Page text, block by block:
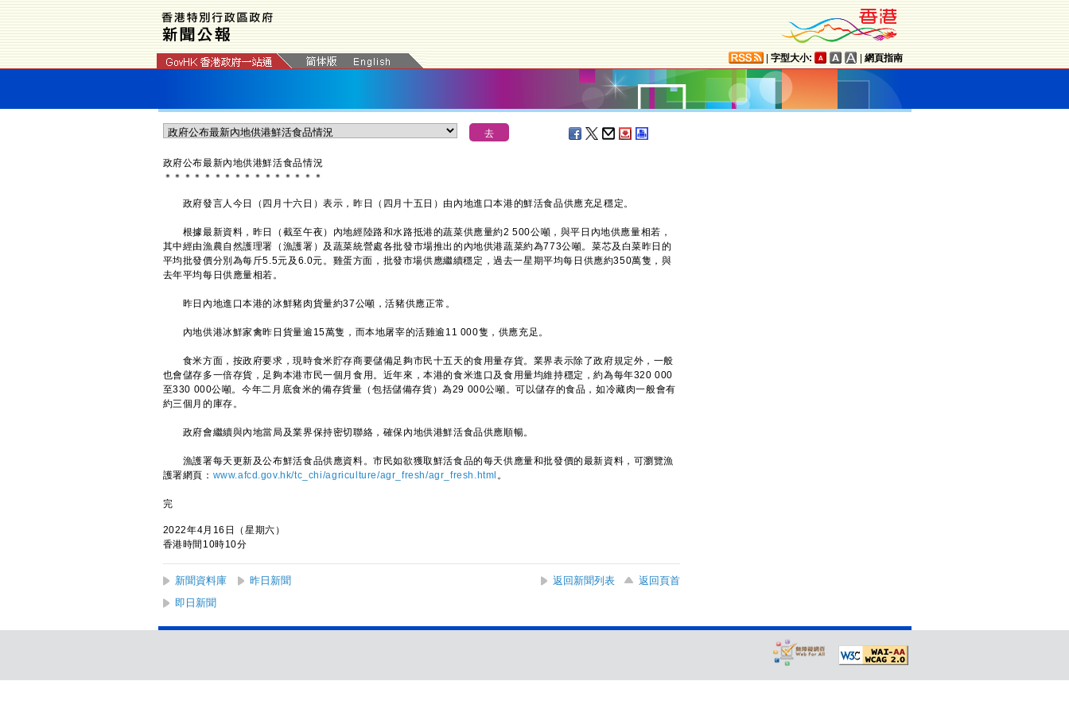
字型大小: 網頁指南
政府公布最新內地供港鮮活食品情況
＊ ＊ ＊ ＊ ＊ ＊ ＊ ＊ ＊ ＊ ＊ ＊ ＊ ＊ ＊ ＊
政府發言人今日（四月十六日）表示，昨日（四月十五日）由內地進口本港的鮮活食品供應充足穩定。
根據最新資料，昨日（截至午夜）內地經陸路和水路抵港的蔬菜供應量約2 500公噸，與平日內地供應量相若，
其中經由漁農自然護理署（漁護署）及蔬菜統營處各批發市場推出的內地供港蔬菜約為773公噸。菜芯及白菜昨日的
平均批發價分別為每斤5.5元及6.0元。雞蛋方面，批發市場供應繼續穩定，過去一星期平均每日供應約350萬隻，與
去年平均每日供應量相若。
昨日內地進口本港的冰鮮豬肉貨量約37公噸，活豬供應正常。
內地供港冰鮮家禽昨日貨量逾15萬隻，而本地屠宰的活雞逾11 000隻，供應充足。
食米方面，按政府要求，現時食米貯存商要儲備足夠市民十五天的食用量存貨。業界表示除了政府規定外，一般
也會儲存多一倍存貨，足夠本港市民一個月食用。近年來，本港的食米進口及食用量均維持穩定，約為每年320 000
至330 000公噸。今年二月底食米的備存貨量（包括儲備存貨）為29 000公噸。可以儲存的食品，如冷藏肉一般會有
約三個月的庫存。
政府會繼續與內地當局及業界保持密切聯絡，確保內地供港鮮活食品供應順暢。
漁護署每天更新及公布鮮活食品供應資料。市民如欲獲取鮮活食品的每天供應量和批發價的最新資料，可瀏覽漁
護署網頁： www.afcd.gov.hk/tc_chi/agriculture/agr_fresh/agr_fresh.html 。
完
2022年4月16日（星期六）
香港時間10時10分
新聞資料庫 昨日新聞 返回新聞列表
返回頁首
即日新聞